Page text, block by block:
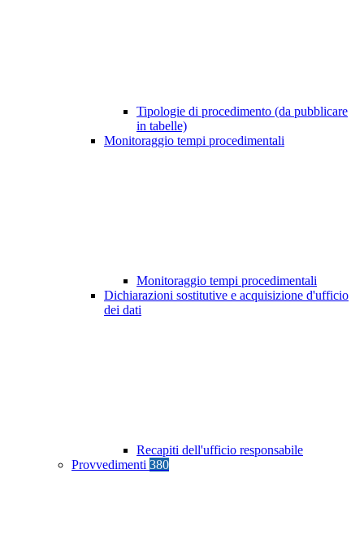
Tipologie di procedimento (da pubblicare
in tabelle)
Monitoraggio tempi procedimentali
Monitoraggio tempi procedimentali
Dichiarazioni sostitutive e acquisizione d'ufficio
dei dati
Recapiti dell'ufficio responsabile
Provvedimenti 380